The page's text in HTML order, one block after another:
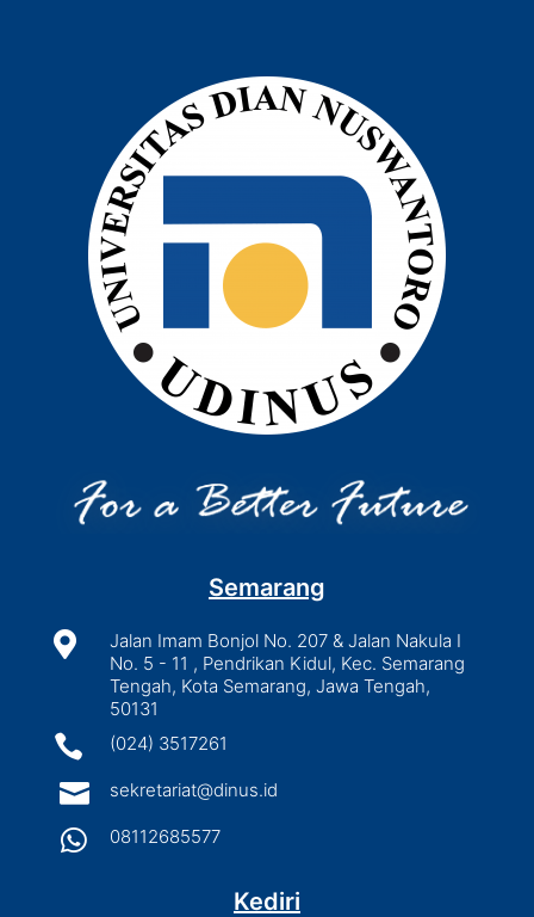
Semarang

Jalan Imam Bonjol No. 207 & Jalan Nakula I
No. 5 - 11 , Pendrikan Kidul, Kec. Semarang
Tengah, Kota Semarang, Jawa Tengah,
50131
 (024) 3517261
 sekretariat@dinus.id
 08112685577
Kediri